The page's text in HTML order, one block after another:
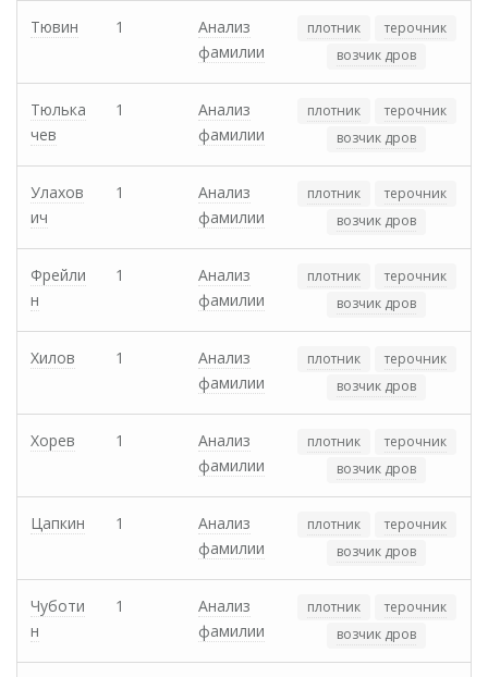
Тювин 1
Анализ
фамилии
плотник
терочник
возчик дров
Тюлька
чев
1
Анализ
фамилии
плотник
терочник
возчик дров
Улахов
ич
1
Анализ
фамилии
плотник
терочник
возчик дров
Фрейли
н
1
Анализ
фамилии
плотник
терочник
возчик дров
Хилов 1
Анализ
фамилии
плотник
терочник
возчик дров
Хорев 1
Анализ
фамилии
плотник
терочник
возчик дров
Цапкин 1
Анализ
фамилии
плотник
терочник
возчик дров
Чуботи
н
1
Анализ
фамилии
плотник
терочник
возчик дров